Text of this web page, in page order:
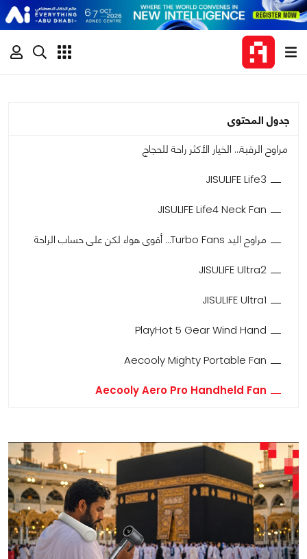
جدول المحتوى
مراوح الرقبة… الخيار الأكثر راحة للحجاج
JISULIFE Life3
JISULIFE Life4 Neck Fan
مراوح اليد Turbo Fans… أقوى هواء لكن على حساب الراحة
JISULIFE Ultra2
JISULIFE Ultra1
PlayHot 5 Gear Wind Hand
Aecooly Mighty Portable Fan
Aecooly Aero Pro Handheld Fan